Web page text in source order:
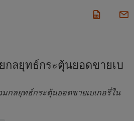
ลยุทธ์กระตุ้นยอดขายเบ
กลยุทธ์กระตุ้นยอดขายเบเกอรี่ใน